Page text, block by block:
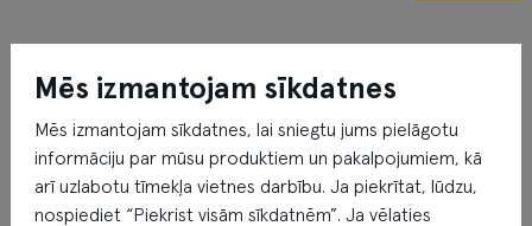
Mēs izmantojam sīkdatnes
Mēs izmantojam sīkdatnes, lai sniegtu jums pielāgotu
informāciju par mūsu produktiem un pakalpojumiem, kā
arī uzlabotu tīmekļa vietnes darbību. Ja piekrītat, lūdzu,
nospiediet “Piekrist visām sīkdatnēm”. Ja vēlaties